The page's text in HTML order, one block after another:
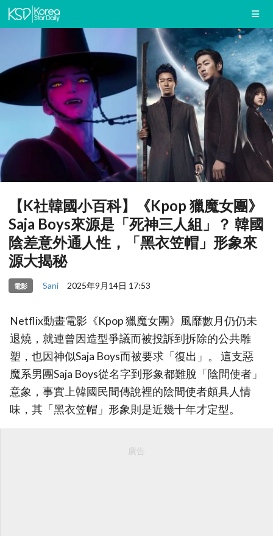
【K社韓國小百科】《Kpop 獵魔女團》
Saja Boys來源是「死神三人組」？ 韓國
陰差意外通人性，「黑衣笠帽」形象來
源大揭秘
電影 Sani 2025年9月14日 17:53
Netflix動畫電影《Kpop 獵魔女團》風靡數月仍仍未
退燒，就連曾因造型爭議而被投訴到拆除的公共雕
塑，也因神似Saja Boys而被要求「復出」。 這支惡
魔系男團Saja Boys從名字到形象都難脫「陰間使者」
意象，事實上韓國民間傳說裡的陰間使者頗具人情
味，其「黑衣笠帽」形象則是近幾十年才定型。
廣告